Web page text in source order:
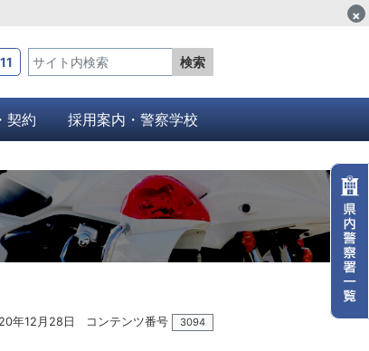
検索
×
契約 採用案内・警察学校
年12月28日 コンテンツ番号 3094